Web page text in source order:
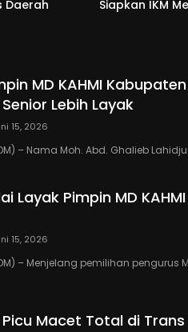
Daerah
Siapkan IKM
MD KAHMI
Lebih Layak
15, 2026
– Nama Moh. Abd. Ghalieb
Layak Pimpin MD
15, 2026
– Menjelang pemilihan pengurus
Macet Total di Trans